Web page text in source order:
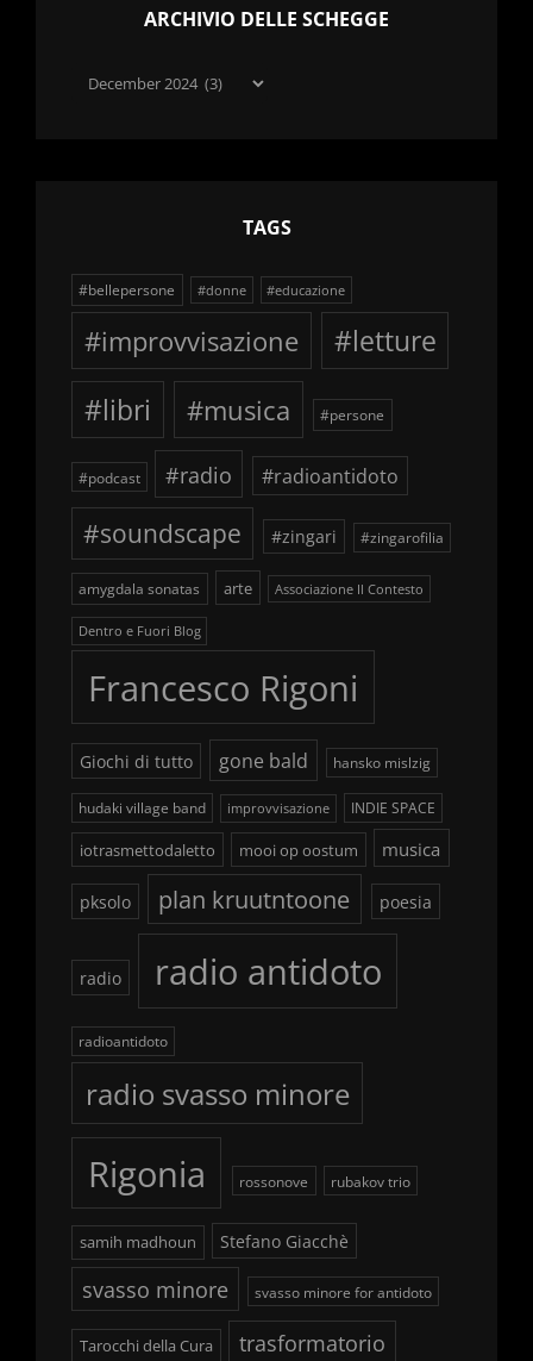
ARCHIVIO DELLE SCHEGGE
Archivio
TAGS
#bellepersone #donne #educazione
#improvvisazione
#letture
#libri
#musica #persone
#podcast #radio #radioantidoto
#soundscape #zingari #zingarofilia
amygdala sonatas arte Associazione Il Contesto
Dentro e Fuori Blog
Francesco Rigoni
Giochi di tutto gone bald hansko mislzig
hudaki village band improvvisazione INDIE SPACE
iotrasmettodaletto mooi op oostum musica
pksolo plan kruutntoone poesia
radio radio antidoto
radioantidoto
radio svasso minore
Rigonia rossonove rubakov trio
samih madhoun Stefano Giacchè
svasso minore svasso minore for antidoto
Tarocchi della Cura trasformatorio